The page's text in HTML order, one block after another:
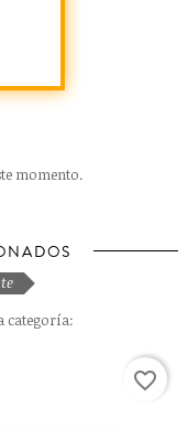
momento.
categoría:
favorite_border